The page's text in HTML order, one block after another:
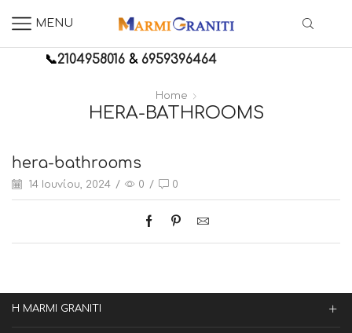
MENU
📞2104958016 &6959396464
Home
HERA-BATHROOMS
hera-bathrooms
14 Ιουνίου, 2024 / 0 / 0
Η MARMI GRANITI